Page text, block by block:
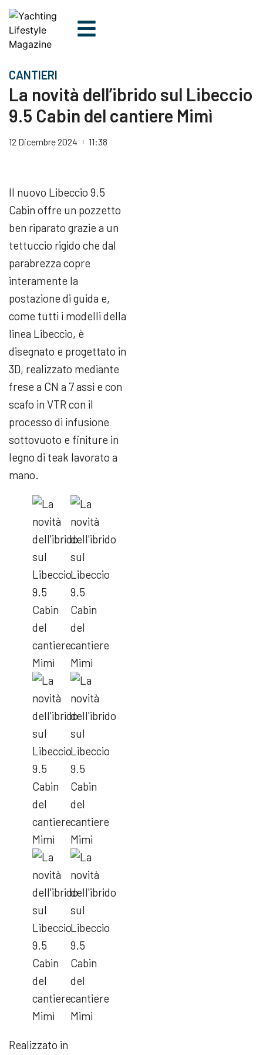
CANTIERI
La novità dell’ibrido sul Libeccio
9.5 Cabin del cantiere Mimì
12 Dicembre 2024 11:38
Il nuovo Libeccio 9.5
Cabin offre un pozzetto
ben riparato grazie a un
tettuccio rigido che dal
parabrezza copre
interamente la
postazione di guida e,
come tutti i modelli della
linea Libeccio, è
disegnato e progettato in
3D, realizzato mediante
frese a CN a 7 assi e con
scafo in VTR con il
processo di infusione
sottovuoto e finiture in
legno di teak lavorato a
mano.
Realizzato in